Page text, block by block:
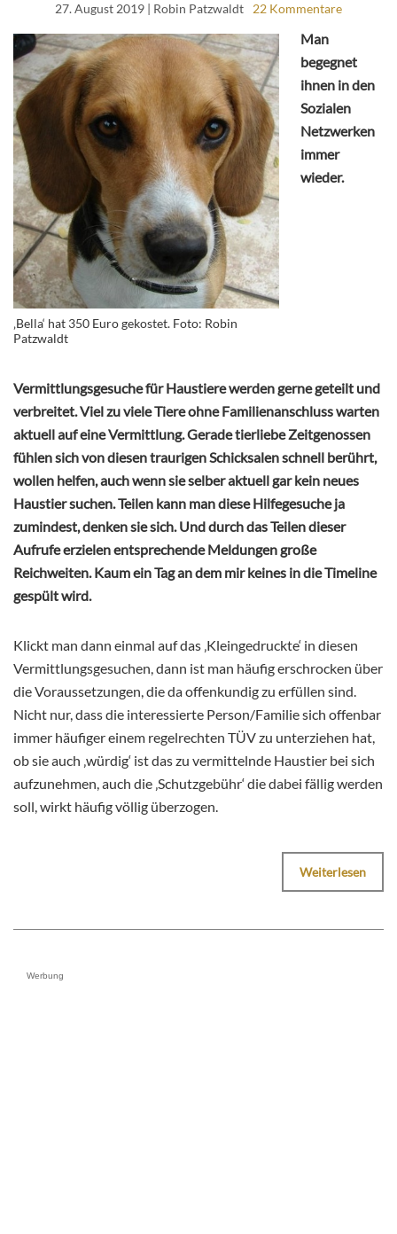
27. August 2019 | Robin Patzwaldt 22 Kommentare
‚Bella‘ hat 350 Euro gekostet. Foto: Robin
Patzwaldt
Man
begegnet
ihnen in den
Sozialen
Netzwerken
immer
wieder.
Vermittlungsgesuche für Haustiere werden gerne geteilt und
verbreitet. Viel zu viele Tiere ohne Familienanschluss warten
aktuell auf eine Vermittlung. Gerade tierliebe Zeitgenossen
fühlen sich von diesen traurigen Schicksalen schnell berührt,
wollen helfen, auch wenn sie selber aktuell gar kein neues
Haustier suchen. Teilen kann man diese Hilfegesuche ja
zumindest, denken sie sich. Und durch das Teilen dieser
Aufrufe erzielen entsprechende Meldungen große
Reichweiten. Kaum ein Tag an dem mir keines in die Timeline
gespült wird.
Klickt man dann einmal auf das ‚Kleingedruckte‘ in diesen
Vermittlungsgesuchen, dann ist man häufig erschrocken über
die Voraussetzungen, die da offenkundig zu erfüllen sind.
Nicht nur, dass die interessierte Person/Familie sich offenbar
immer häufiger einem regelrechten TÜV zu unterziehen hat,
ob sie auch ‚würdig‘ ist das zu vermittelnde Haustier bei sich
aufzunehmen, auch die ‚Schutzgebühr‘ die dabei fällig werden
soll, wirkt häufig völlig überzogen.
Weiterlesen
Werbung